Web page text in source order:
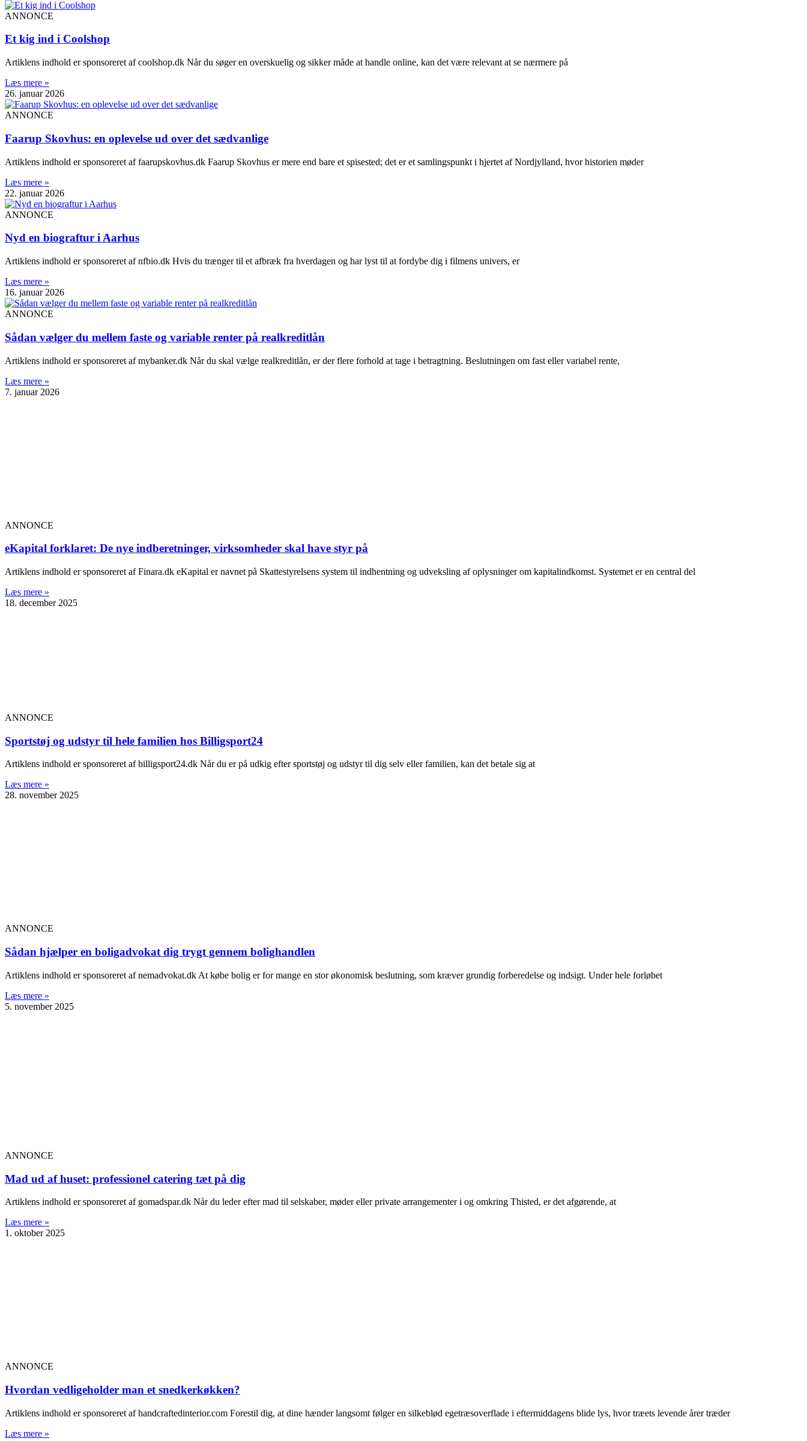
ANNONCE
Et kig ind i Coolshop
Artiklens indhold er sponsoreret af coolshop.dk Når du søger en overskuelig og sikker måde at handle online, kan det være relevant at se nærmere på
Læs mere »
26. januar 2026
ANNONCE
Faarup Skovhus: en oplevelse ud over det sædvanlige
Artiklens indhold er sponsoreret af faarupskovhus.dk Faarup Skovhus er mere end bare et spisested; det er et samlingspunkt i hjertet af Nordjylland, hvor historien møder
Læs mere »
22. januar 2026
ANNONCE
Nyd en biograftur i Aarhus
Artiklens indhold er sponsoreret af nfbio.dk Hvis du trænger til et afbræk fra hverdagen og har lyst til at fordybe dig i filmens univers, er
Læs mere »
16. januar 2026
ANNONCE
Sådan vælger du mellem faste og variable renter på realkreditlån
Artiklens indhold er sponsoreret af mybanker.dk Når du skal vælge realkreditlån, er der flere forhold at tage i betragtning. Beslutningen om fast eller variabel rente,
Læs mere »
7. januar 2026
ANNONCE
eKapital forklaret: De nye indberetninger, virksomheder skal have styr på
Artiklens indhold er sponsoreret af Finara.dk eKapital er navnet på Skattestyrelsens system til indhentning og udveksling af oplysninger om kapitalindkomst. Systemet er en central del
Læs mere »
18. december 2025
ANNONCE
Sportstøj og udstyr til hele familien hos Billigsport24
Artiklens indhold er sponsoreret af billigsport24.dk Når du er på udkig efter sportstøj og udstyr til dig selv eller familien, kan det betale sig at
Læs mere »
28. november 2025
ANNONCE
Sådan hjælper en boligadvokat dig trygt gennem bolighandlen
Artiklens indhold er sponsoreret af nemadvokat.dk At købe bolig er for mange en stor økonomisk beslutning, som kræver grundig forberedelse og indsigt. Under hele forløbet
Læs mere »
5. november 2025
ANNONCE
Mad ud af huset: professionel catering tæt på dig
Artiklens indhold er sponsoreret af gomadspar.dk Når du leder efter mad til selskaber, møder eller private arrangementer i og omkring Thisted, er det afgørende, at
Læs mere »
1. oktober 2025
ANNONCE
Hvordan vedligeholder man et snedkerkøkken?
Artiklens indhold er sponsoreret af handcraftedinterior.com Forestil dig, at dine hænder langsomt følger en silkeblød egetræsoverflade i eftermiddagens blide lys, hvor træets levende årer træder
Læs mere »